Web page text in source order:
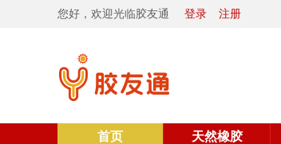
您好，欢迎光临胶友通 登录 注册
首页 天然橡胶